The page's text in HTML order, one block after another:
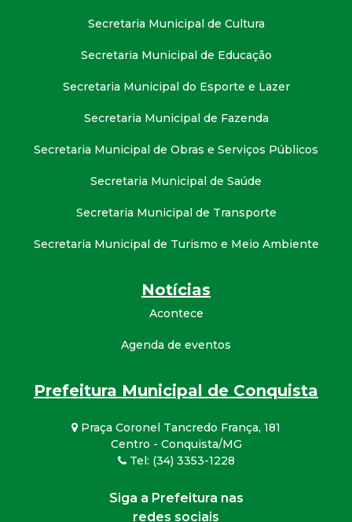
Secretaria Municipal de Cultura
Secretaria Municipal de Educação
Secretaria Municipal do Esporte e Lazer
Secretaria Municipal de Fazenda
Secretaria Municipal de Obras e Serviços Públicos
Secretaria Municipal de Saúde
Secretaria Municipal de Transporte
Secretaria Municipal de Turismo e Meio Ambiente
Notícias
Acontece
Agenda de eventos
Prefeitura Municipal de Conquista
Praça Coronel Tancredo França, 181
Centro - Conquista/MG
Tel: (34) 3353-1228
Siga a Prefeitura nas
redes sociais